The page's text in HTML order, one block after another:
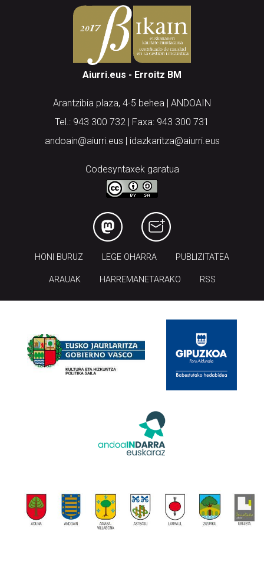
Aiurri.eus - Erroitz BM
Arantzibia plaza, 4-5 behea | ANDOAIN
Tel.: 943 300 732 | Faxa: 943 300 731
andoain@aiurri.eus | idazkaritza@aiurri.eus
Codesyntaxek garatua
HONI BURUZ LEGE OHARRA PUBLIZITATEA
ARAUAK HARREMANETARAKO RSS